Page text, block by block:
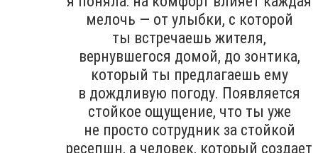
мелочь — от улыбки, с которой
ты встречаешь жителя,
вернувшегося домой, до зонтика,
который ты предлагаешь ему
в дождливую погоду. Появляется
стойкое ощущение, что ты уже
не просто сотрудник за стойкой
ресепшн, а человек, который создает